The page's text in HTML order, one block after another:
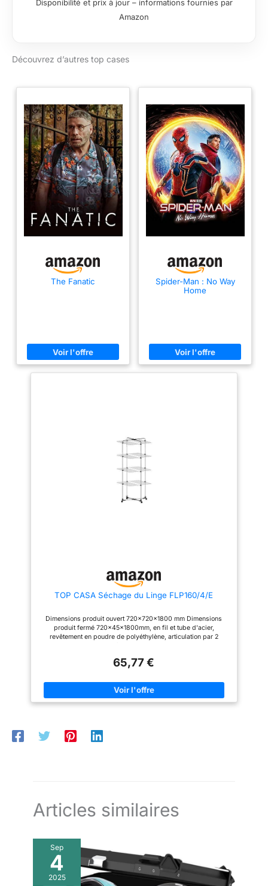
55 x 46.6 x 30
Disponibilité et prix à jour – informations fournies par
Amazon
Découvrez d’autres top cases
The Fanatic
Spider-Man : No Way
Home
TOP CASA Séchage du Linge FLP160/4/E
Dimensions produit ouvert 720x720x1800 mm Dimensions
produit fermé 720x45x1800mm, en fil et tube d'acier,
revêtement en poudre de polyéthylène, articulation par 2
65,77 €
Articles similaires
Sep
4
2025